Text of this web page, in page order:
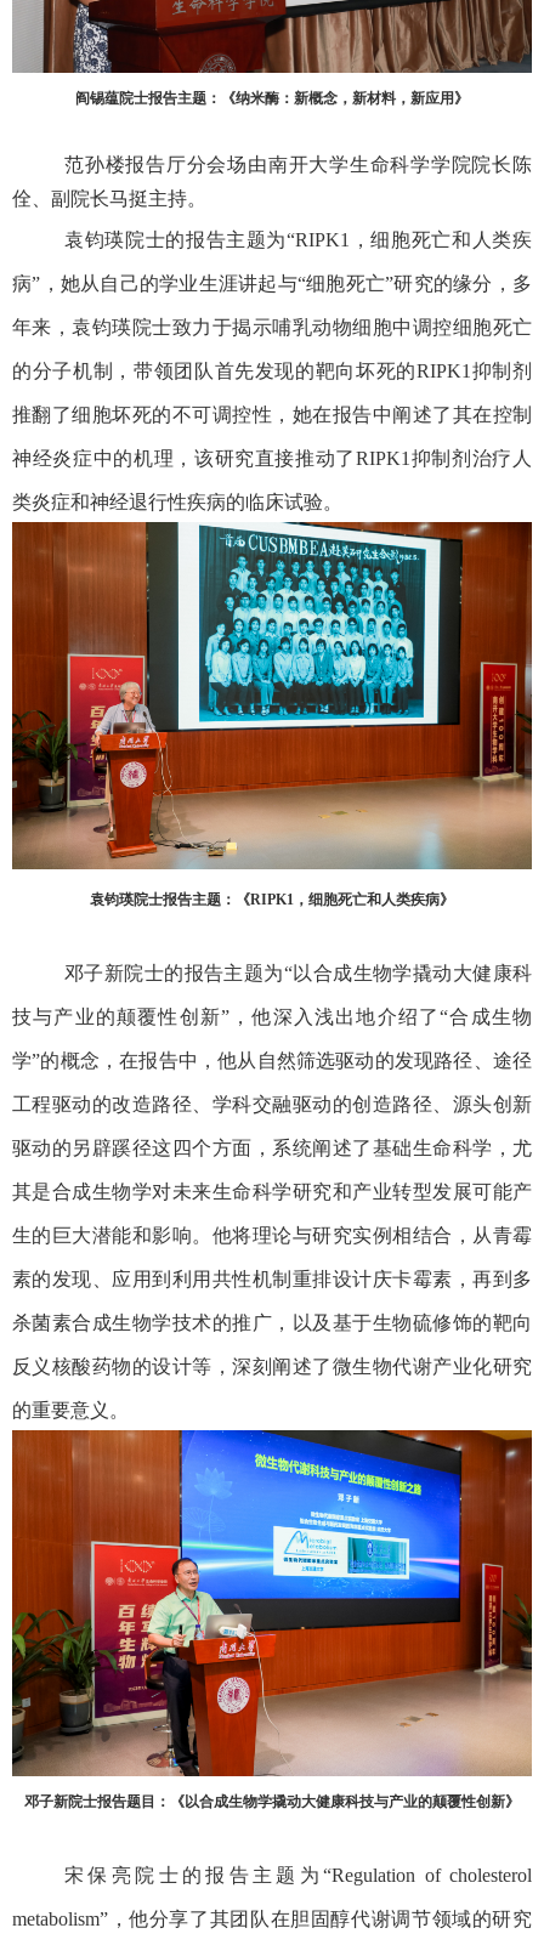
阎锡蕴院士报告主题：《纳米酶：新概念，新材料，新应用》
范孙楼报告厅分会场由南开大学生命科学学院院长陈
佺、副院长马挺主持。
袁钧瑛院士的报告主题为“RIPK1 ，细胞死亡和人类疾
病”，她从自己的学业生涯讲起与“细胞死亡”研究的缘分，多
年来，袁钧瑛院士致力于揭示哺乳动物细胞中调控细胞死亡
的分子机制，带领团队首先发现的靶向坏死的RIPK1 抑制剂
推翻了细胞坏死的不可调控性，她在报告中阐述了其在控制
神经炎症中的机理，该研究直接推动了RIPK1 抑制剂治疗人
类炎症和神经退行性疾病的临床试验。
袁钧瑛院士报告主题：《RIPK1 ，细胞死亡和人类疾病》
邓子新院士的报告主题为“以合成生物学撬动大健康科
技与产业的颠覆性创新”，他深入浅出地介绍了“合成生物
学”的概念，在报告中，他从自然筛选驱动的发现路径、途径
工程驱动的改造路径、学科交融驱动的创造路径、源头创新
驱动的另辟蹊径这四个方面，系统阐述了基础生命科学，尤
其是合成生物学对未来生命科学研究和产业转型发展可能产
生的巨大潜能和影响。他将理论与研究实例相结合，从青霉
素的发现、应用到利用共性机制重排设计庆卡霉素，再到多
杀菌素合成生物学技术的推广，以及基于生物硫修饰的靶向
反义核酸药物的设计等，深刻阐述了微生物代谢产业化研究
的重要意义。
邓子新院士报告题目：《以合成生物学撬动大健康科技与产业的颠覆性创新》
宋保亮院士的报告主题为“Regulation of cholesterol
metabolism”，他分享了其团队在胆固醇代谢调节领域的研究